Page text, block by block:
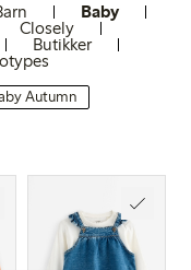
Baby
Autumn
Closely
Butikker